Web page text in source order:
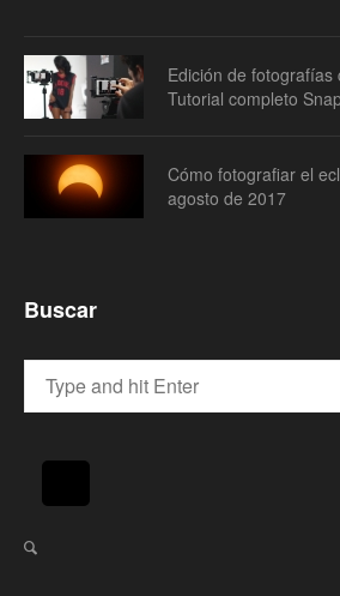
Edición de
Tutorial completo
Cómo fotografiar el
agosto de 2017
Buscar